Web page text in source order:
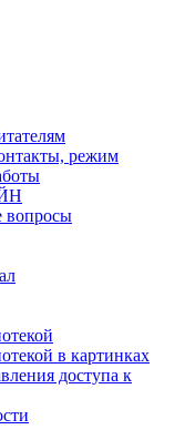
режим
вопросы
в картинках
доступа к